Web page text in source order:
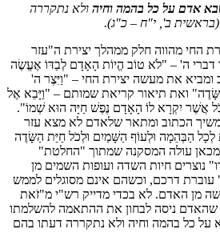
אדם על כל בהמה וחיה ולא נתקררה
(בראשית ב', י"ח – כ"ג).
החי מהווה חלק ממהלך יצירת ה"עזר
דברי ה' – "לֹא טוֹב הֱיוֹת הָאָדָם לְבַדּוֹ אֶעֱשֶׂה
ומביא את מעשה יצירת החי – "וַיִּצֶר ה'
ואת תיאור קריאת שמותם – "וַיָּבֵא אֶל
אֲשֶׁר יִקְרָא לוֹ הָאָדָם נֶפֶשׁ חַיָּה הוּא שְׁמוֹ".
הכתוב ומתאר שלאדם לא מצא עזר
לְכָל הַבְּהֵמָה וּלְעוֹף הַשָּׁמַיִם וּלְכֹל חַיַּת הַשָּׂדֶה
מכאן עולה המסקנה שמתוך "החלטת"
נוצרים חיות השדה ועופות השמים מן
עוברת דרכם, וכשהם אינם מסוגלים לממש
מן האדם. לא בכדי מדייק רש"י מ"זֹאת
שהאדם ניסה לבחון את ההתאמה להשלמתו
על כל בהמה וחיה ולא נתקררה דעתו בהם